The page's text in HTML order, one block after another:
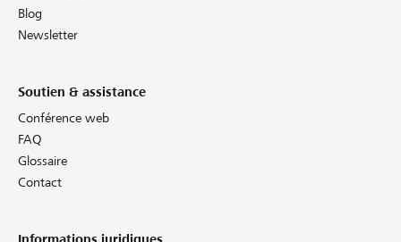
Blog
Newsletter
Soutien & assistance
Conférence web
FAQ
Glossaire
Contact
Informations juridiques